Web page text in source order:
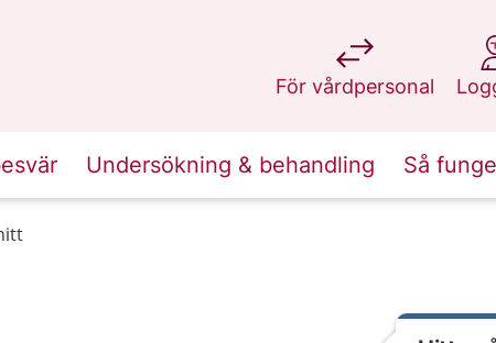
För vårdpersonal
på 1177.se
på
Undersökning & behandling Så